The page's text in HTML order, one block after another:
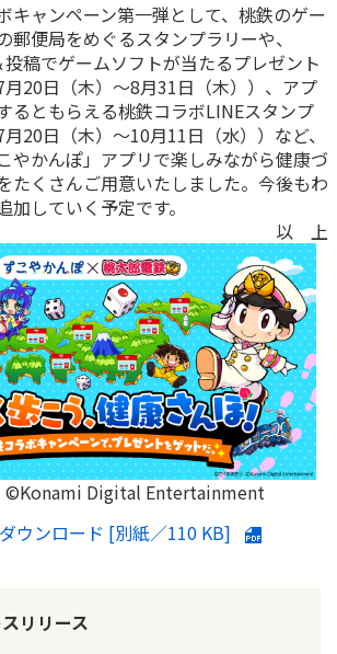
ごとから探す
できること
確認
る情報等の確認の取り組み
レーション
のポイント
診断
フイベントでかかる費用とは？
の流れ
団体取扱い
請求
先
かんぽの健康と安心を手のひらに～
営戦略
みなさまへ
プとしての取り組み
メディア／ソーシャルメディア
ド
ステナビリティ
さまへ
キャンペーン第一弾として、桃鉄のゲー
郵便局をめぐるスタンプラリーや、
稿でゲームソフトが当たるプレゼント
20日（木）～8月31日（木））、アプ
るともらえる桃鉄コラボLINEスタンプ
20日（木）～10月11日（水））など、
やかんぽ」アプリで楽しみながら健康づ
たくさんご用意いたしました。今後もわ
加していく予定です。
以 上
Digital Entertainment
ウンロード [別紙／110 KB]
リリース